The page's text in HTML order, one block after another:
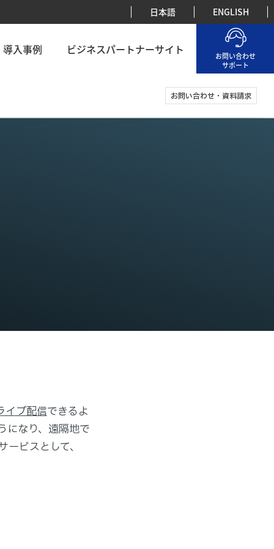
日本語 ENGLISH
導入事例 ビジネスパートナーサイト
お問い合わせ
サポート
お問い合わせ・資料請求
イブ配信できるよ
になり、遠隔地で
ビスとして、